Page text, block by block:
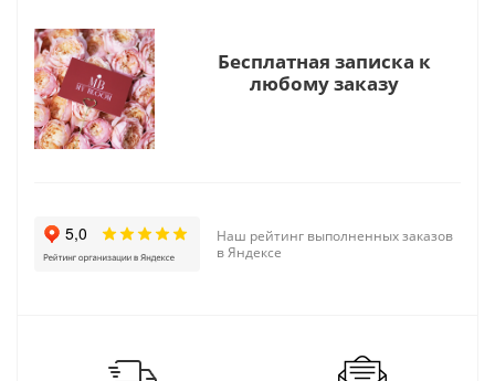
Бесплатная записка к
любому заказу
Наш рейтинг выполненных заказов
в Яндексе